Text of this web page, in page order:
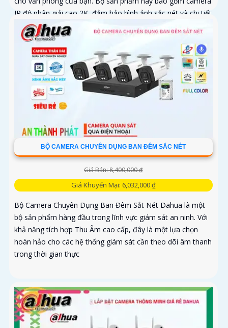
IP độ phân giải cao 2K, đảm bảo hình ảnh sắc nét và chi tiết
BỘ CAMERA CHUYÊN DỤNG BAN ĐÊM SẮC NÉT
Giá Bán: 8,400,000 ₫
Giá Khuyến Mại: 6,032,000 ₫
Bộ Camera Chuyên Dụng Ban Đêm Sắt Nét Dahua là một
bộ sản phẩm hàng đầu trong lĩnh vực giám sát an ninh. Với
khả năng tích hợp Thu Âm cao cấp, đây là một lựa chọn
hoàn hảo cho các hệ thống giám sát cần theo dõi âm thanh
trong thời gian thực